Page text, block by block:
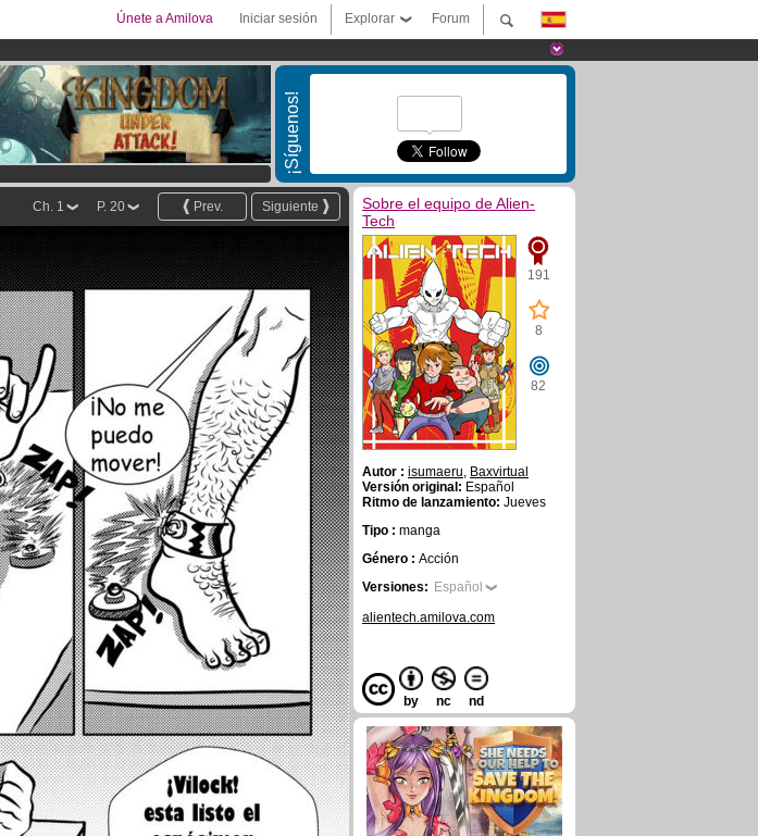
Forum
Explorar
Iniciar sesión
Únete a Amilova
¡Síguenos!
Siguiente
Prev.
P. 20
Ch. 1
Sobre el equipo de Alien-
Tech
191
8
82
Autor : isumaeru, Baxvirtual
Versión original: Español
Ritmo de lanzamiento: Jueves
Tipo : manga
Género : Acción
Versiones: Español
alientech.amilova.com
by nc nd